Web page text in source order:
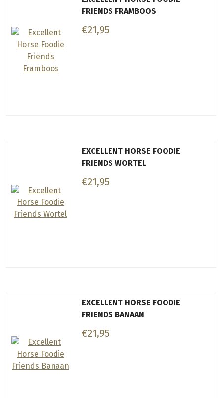
FRIENDS FRAMBOOS
€21,95
EXCELLENT HORSE FOODIE
FRIENDS WORTEL
€21,95
EXCELLENT HORSE FOODIE
FRIENDS BANAAN
€21,95